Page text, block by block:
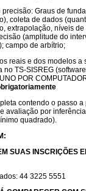
Graus de
coleta de dados
extrapolação, níveis
(amplitude do
campo de arbítrio;
reais e dos modelos
TS-SISREG
POR
contendo o passo a
avaliação por
quadrado).
SUAS INSCRIÇÕES
44 3225 5551